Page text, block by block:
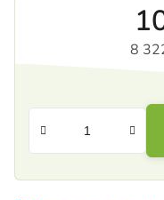
8